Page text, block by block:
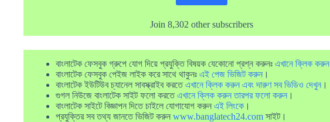
Join 8,302 other subscribers
বাংলাটেক ফেসবুক গ্রুপে যোগ দিয়ে প্রযুক্তি বিষয়ক যেকোনো প্রশ্ন করুনঃ এখানে ক্লিক করুন
বাংলাটেক ফেসবুক পেইজ লাইক করে সাথে থাকুনঃ এই পেজ ভিজিট করুন ।
বাংলাটেক ইউটিউব চ্যানেল সাবস্ক্রাইব করতেএখানে ক্লিক করুন এবং দারুণ সব ভিডিও দেখুন ।
গুগল নিউজে বাংলাটেক সাইট ফলো করতেএখানে ক্লিক করুন তারপর ফলো করুন ।
বাংলাটেক সাইটে বিজ্ঞাপন দিতে চাইলে যোগাযোগ করুন এই লিংকে ।
প্রযুক্তির সব তথ্য জানতে ভিজিট করুন www.banglatech24.com সাইট।